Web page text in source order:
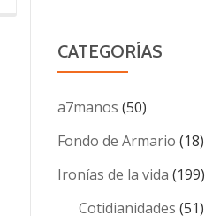
CATEGORÍAS
a7manos (50)
Fondo de Armario (18)
Ironías de la vida (199)
Cotidianidades (51)